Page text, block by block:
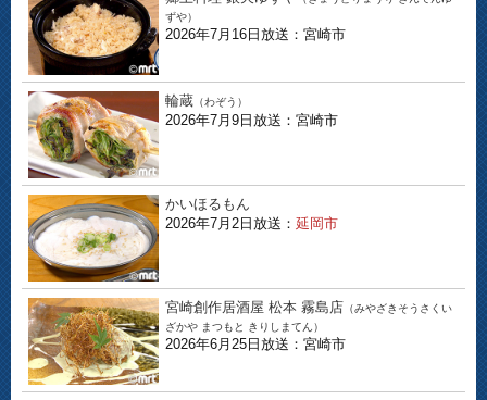
ずや）
2026年7月16日放送：宮崎市
輪蔵 （わぞう）
2026年7月9日放送：宮崎市
かいほるもん
2026年7月2日放送： 延岡市
宮崎創作居酒屋 松本 霧島店 （みやざきそうさくい
ざかや まつもと きりしまてん）
2026年6月25日放送：宮崎市